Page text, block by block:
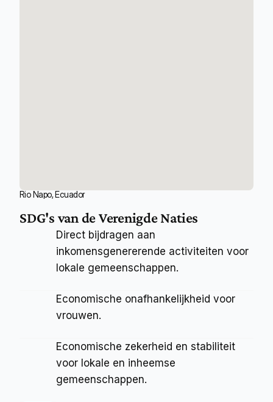
Rio Napo, Ecuador
SDG's van de Verenigde Naties
Direct bijdragen aan
inkomensgenererende activiteiten voor
lokale gemeenschappen.
Economische onafhankelijkheid voor
vrouwen.
Economische zekerheid en stabiliteit
voor lokale en inheemse
gemeenschappen.